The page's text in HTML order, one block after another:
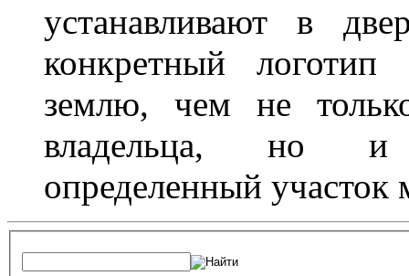
устанавливают в
конкретный логотип
землю, чем не
владельца, но и
определенный участок